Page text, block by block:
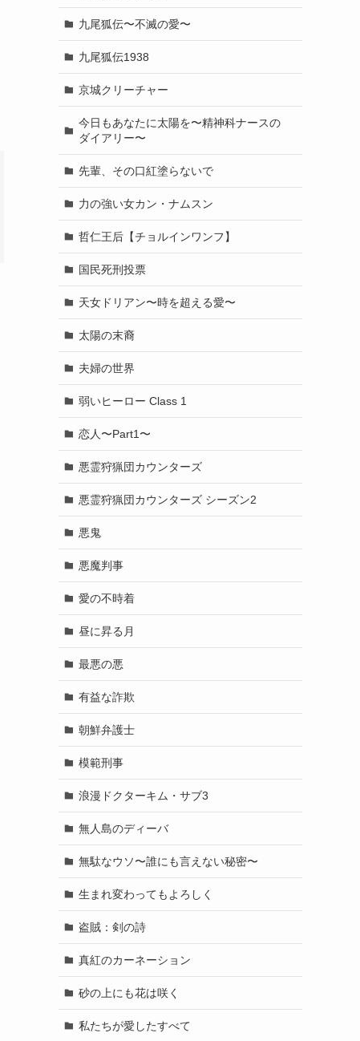
九尾狐伝〜不滅の愛〜
九尾狐伝1938
京城クリーチャー
今日もあなたに太陽を〜精神科ナースの
ダイアリー〜
先輩、その口紅塗らないで
力の強い女カン・ナムスン
哲仁王后【チョルインワンフ】
国民死刑投票
天女ドリアン〜時を超える愛〜
太陽の末裔
夫婦の世界
弱いヒーロー Class 1
恋人〜Part1〜
悪霊狩猟団カウンターズ
悪霊狩猟団カウンターズ シーズン2
悪鬼
悪魔判事
愛の不時着
昼に昇る月
最悪の悪
有益な詐欺
朝鮮弁護士
模範刑事
浪漫ドクターキム・サブ3
無人島のディーバ
無駄なウソ〜誰にも言えない秘密〜
生まれ変わってもよろしく
盗賊：剣の詩
真紅のカーネーション
砂の上にも花は咲く
私たちが愛したすべて